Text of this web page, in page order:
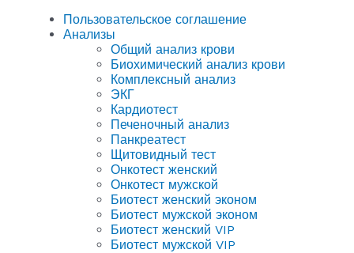
Пользовательское соглашение
Анализы
Общий анализ крови
Биохимический анализ крови
Комплексный анализ
ЭКГ
Кардиотест
Печеночный анализ
Панкреатест
Щитовидный тест
Онкотест женский
Онкотест мужской
Биотест женский эконом
Биотест мужской эконом
Биотест женский VIP
Биотест мужской VIP